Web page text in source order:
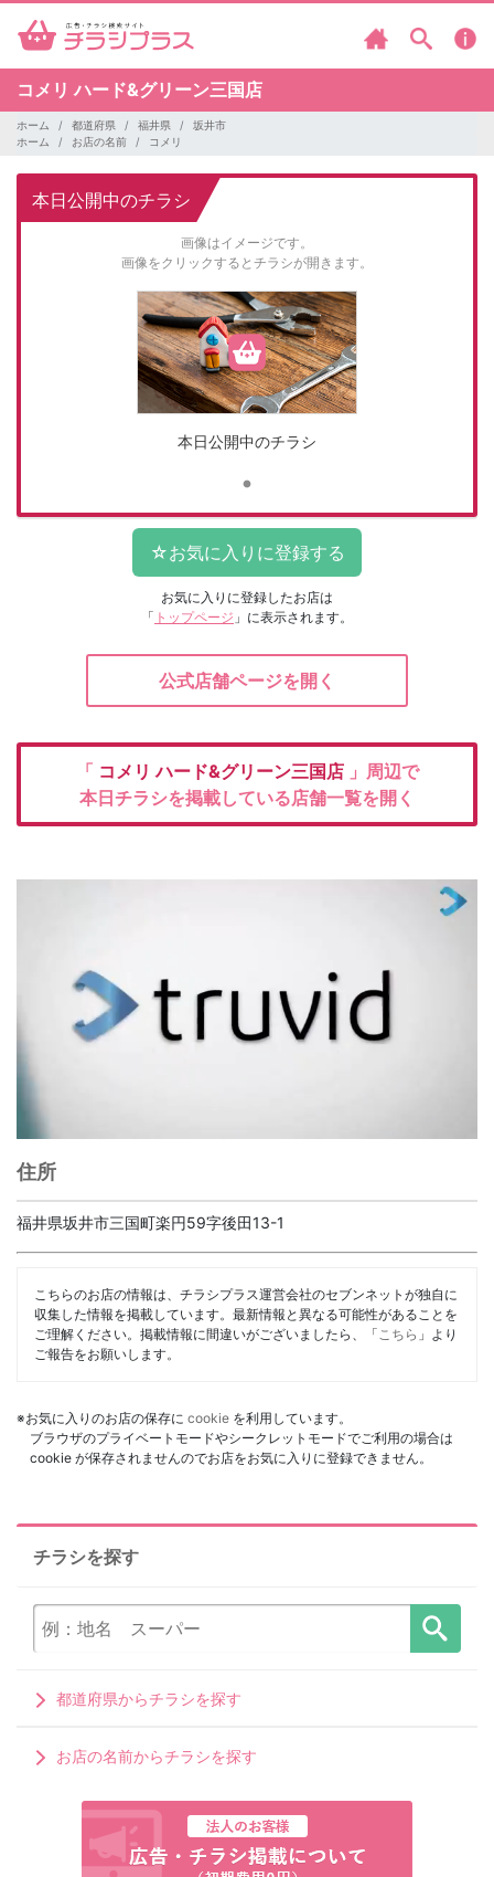
コメリハード&グリーン三国店
ホーム 都道府県 福井県
坂井市
ホーム
お店の名前 コメリ
本日公開中のチラシ
画像はイメージです。
画像をクリックするとチラシが開きます。
本日公開中のチラシ
お気に入りに登録したお店は
「 トップページ 」に表示されます。
公式店舗ページを開く
「 コメリハード&グリーン三国店 」周辺で
本日チラシを掲載している店舗一覧を開く
住所
福井県坂井市三国町楽円59字後田13-1
こちらのお店の情報は、チラシプラス運営会社のセブンネットが独自に
収集した情報を掲載しています。最新情報と異なる可能性があることを
ご理解ください。掲載情報に間違いがございましたら、「 こちら 」より
ご報告をお願いします。
※お気に入りのお店の保存に cookie を利用しています。
ブラウザのプライベートモードやシークレットモードでご利用の場合は
cookie が保存されませんのでお店をお気に入りに登録できません。
チラシを探す
都道府県からチラシを探す
お店の名前からチラシを探す